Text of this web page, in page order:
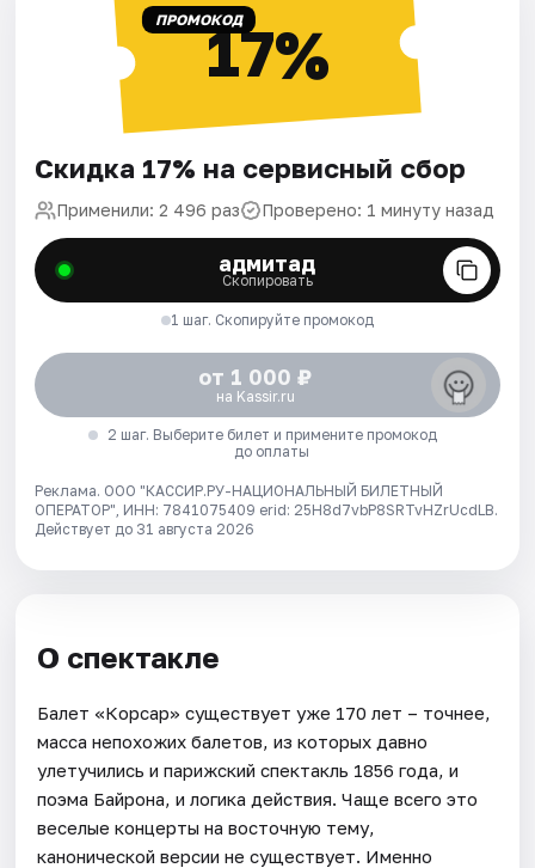
ПРОМОКОД17%
Скидка 17% на сервисный сбор
Применили: 2 496 раз Проверено: 1 минуту назад
адмитад
Скопировать
1 шаг. Скопируйте промокод
от 1 000 ₽
на Kassir.ru
2 шаг. Выберите билет и примените промокод
до оплаты
Реклама. ООО "КАССИР.РУ-НАЦИОНАЛЬНЫЙ БИЛЕТНЫЙ
ОПЕРАТОР", ИНН: 7841075409 erid: 25H8d7vbP8SRTvHZrUcdLB.
Действует до 31 августа 2026
О спектакле
Балет «Корсар» существует уже 170 лет – точнее,
масса непохожих балетов, из которых давно
улетучились и парижский спектакль 1856 года, и
поэма Байрона, и логика действия. Чаще всего это
веселые концерты на восточную тему,
канонической версии не существует. Именно